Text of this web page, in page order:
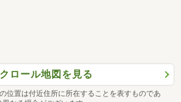
ロール地図を見る
位置は付近住所に所在することを表すものであ